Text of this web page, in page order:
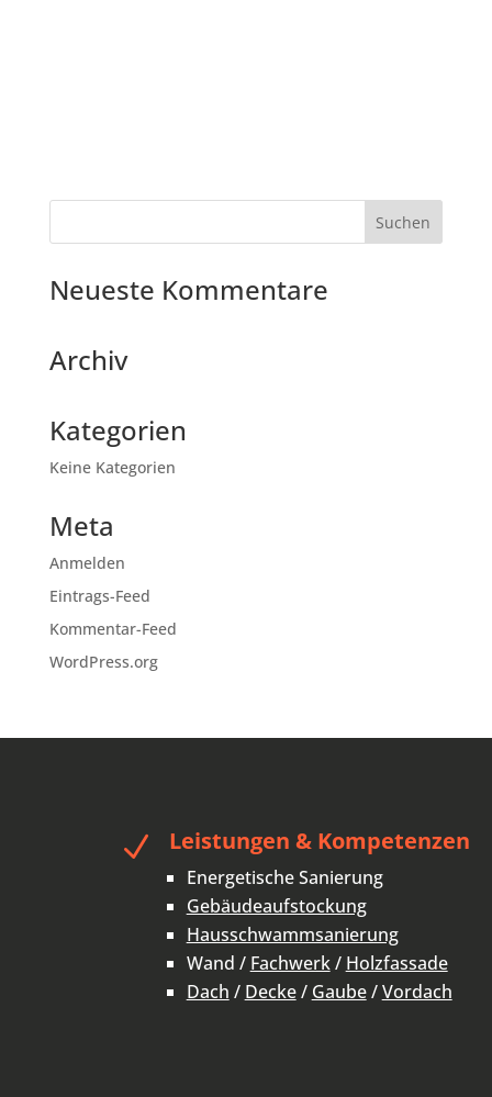
Neueste Kommentare
Archiv
Kategorien
Keine Kategorien
Meta
Anmelden
Eintrags-Feed
Kommentar-Feed
WordPress.org
N Leistungen & Kompetenzen
Energetische Sanierung
Gebäudeaufstockung
Hausschwammsanierung
Wand / Fachwerk/ Holzfassade
Dach / Decke/ Gaube/Vordach